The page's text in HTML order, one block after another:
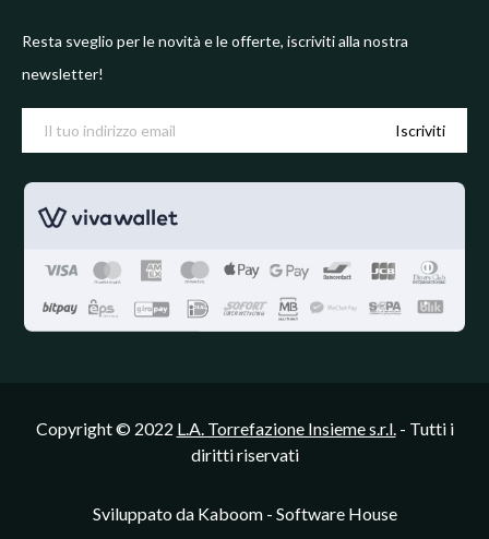
Resta sveglio per le novità e le offerte, iscriviti alla nostra
newsletter!
Iscriviti
Copyright © 2022 L.A. Torrefazione Insieme s.r.l.- Tutti i
diritti riservati
Sviluppato da Kaboom - Software House